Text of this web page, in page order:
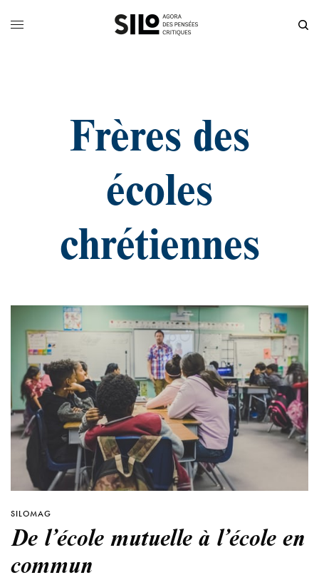
Frères des
écoles
chrétiennes
SILOMAG
De l’école mutuelle à l’école en
commun